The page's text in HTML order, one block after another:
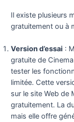
Il existe plusieurs
gratuitement ou à
Version d’essai :
gratuite de
tester les
limitée. Cette
sur le site Web de
gratuitement. La
mais elle offre